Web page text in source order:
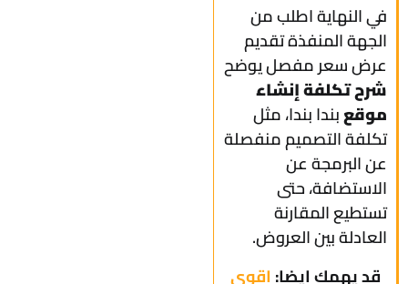
في النهاية اطلب من
الجهة المنفذة تقديم
عرض سعر مفصل يوضح
شرح تكلفة إنشاء
موقعبندا بندا، مثل
تكلفة التصميم منفصلة
عن البرمجة عن
الاستضافة، حتى
تستطيع المقارنة
العادلة بين العروض.
قد يهمك ايضا: اقوى